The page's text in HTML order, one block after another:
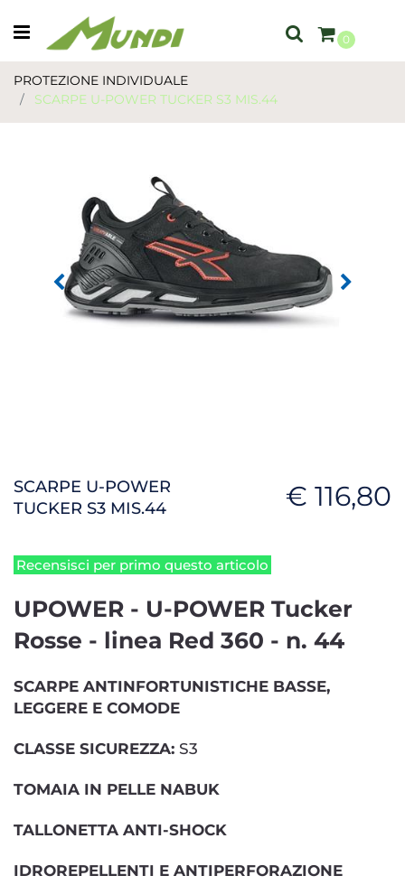
Open menu
0
PROTEZIONE INDIVIDUALE
SCARPE U-POWER TUCKER S3 MIS.44
SCARPE U-POWER
TUCKER S3 MIS.44
€ 116,80
Recensisci per primo questo articolo
UPOWER - U-POWER Tucker
Rosse - linea Red 360 - n. 44
SCARPE ANTINFORTUNISTICHE BASSE,
LEGGERE E COMODE
CLASSE SICUREZZA: S3
TOMAIA IN PELLE NABUK
TALLONETTA ANTI-SHOCK
IDROREPELLENTI E ANTIPERFORAZIONE